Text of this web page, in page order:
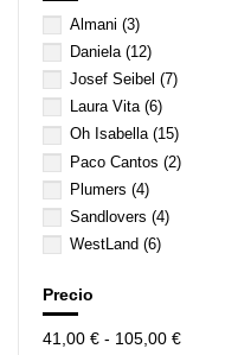
Almani (3)
Daniela (12)
Josef Seibel (7)
Laura Vita (6)
Oh Isabella (15)
Paco Cantos (2)
Plumers (4)
Sandlovers (4)
WestLand (6)
Precio
41,00 € - 105,00 €